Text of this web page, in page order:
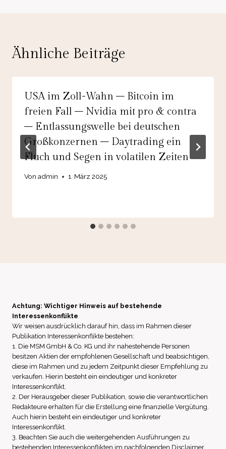
Ähnliche Beiträge
USA im Zoll-Wahn – Bitcoin im
freien Fall – Nvidia mit pro & contra
– Entlassungswelle bei deutschen
Großkonzernen – Daytrading ein
Fluch und Segen in volatilen Zeiten
Von admin 1. März 2025
Achtung: Wichtiger Hinweis auf bestehende
Interessenkonflikte
Wir weisen ausdrücklich darauf hin, dass im Rahmen dieser
Publikation Interessenkonflikte bestehen:
1. Die MSM GmbH & Co. KG und ihr nahestehende Personen
besitzen Aktien der empfohlenen Gesellschaft und beabsichtigen,
diese im Rahmen und zu jedem Zeitpunkt dieser Empfehlung zu
verkaufen. Hierin besteht ein eindeutiger und konkreter
Interessenkonflikt.
2. Der Herausgeber dieser Publikation, sowie die verantwortlichen
Redakteure erhalten für die Erstellung eine finanzielle Vergütung.
Auch hierin besteht ein eindeutiger und konkreter
Interessenkonflikt.
3. Beachten Sie auch die weitergehenden Ausführungen zu
bestehenden Interessenkonflikten im nachfolgenden Disclaimer,